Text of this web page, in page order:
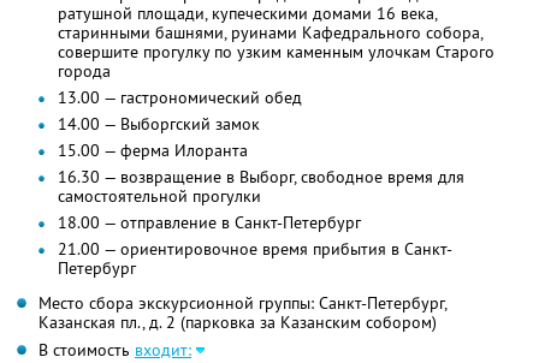
ратушной площади, купеческими домами 16 века,
старинными башнями, руинами Кафедрального собора,
совершите прогулку по узким каменным улочкам Старого
города
13.00 — гастрономический обед
14.00 — Выборгский замок
15.00 — ферма Илоранта
16.30 — возвращение в Выборг, свободное время для
самостоятельной прогулки
18.00 — отправление в Санкт-Петербург
21.00 — ориентировочное время прибытия в Санкт-
Петербург
Место сбора экскурсионной группы: Санкт-Петербург,
Казанская пл., д. 2 (парковка за Казанским собором)
В стоимость входит: